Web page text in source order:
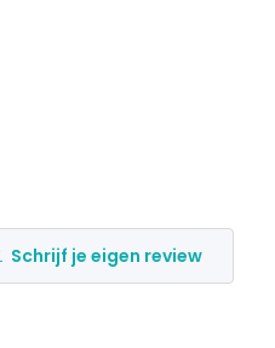
Schrijf je eigen review